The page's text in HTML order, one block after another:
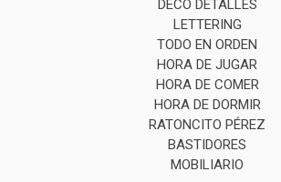
DECO DETALLES
LETTERING
TODO EN ORDEN
HORA DE JUGAR
HORA DE COMER
HORA DE DORMIR
RATONCITO PÉREZ
BASTIDORES
MOBILIARIO